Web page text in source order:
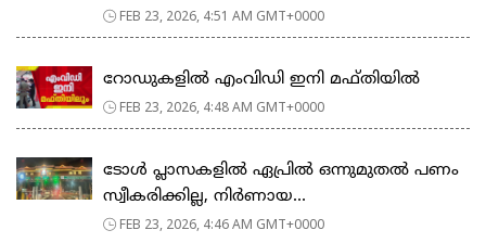
FEB 23, 2026, 4:51 AM GMT+0000
റോഡുകളില്‍ എംവിഡി ഇനി മഫ്തിയില്‍
FEB 23, 2026, 4:48 AM GMT+0000
ടോള്‍ പ്ലാസകളില്‍ ഏപ്രില്‍ ഒന്നുമുതല്‍ പണം
സ്വീകരിക്കില്ല, നിര്‍ണായ...
FEB 23, 2026, 4:46 AM GMT+0000